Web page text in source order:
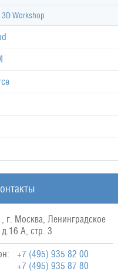
3D Workshop
г. Москва, Ленинградское
А, стр. 3
+7 (495) 935 82 00
+7 (495) 935 87 80